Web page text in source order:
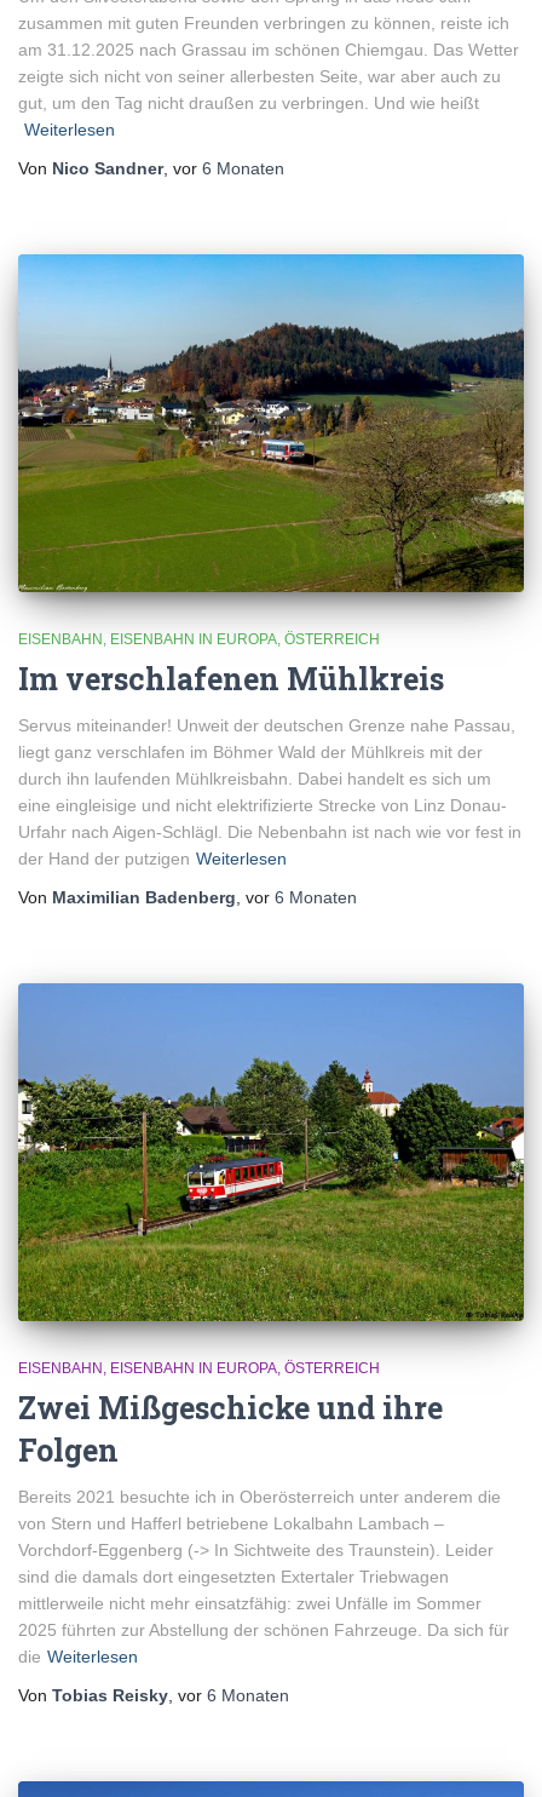
zusammen mit guten Freunden verbringen zu können, reiste ich
am 31.12.2025 nach Grassau im schönen Chiemgau. Das Wetter
zeigte sich nicht von seiner allerbesten Seite, war aber auch zu
gut, um den Tag nicht draußen zu verbringen. Und wie heißt
Weiterlesen
Von Nico Sandner, vor 6 Monaten
EISENBAHN EISENBAHN IN EUROPA ÖSTERREICH
Im verschlafenen Mühlkreis
Servus miteinander! Unweit der deutschen Grenze nahe Passau,
liegt ganz verschlafen im Böhmer Wald der Mühlkreis mit der
durch ihn laufenden Mühlkreisbahn. Dabei handelt es sich um
eine eingleisige und nicht elektrifizierte Strecke von Linz Donau-
Urfahr nach Aigen-Schlägl. Die Nebenbahn ist nach wie vor fest in
der Hand der putzigen Weiterlesen
Von Maximilian Badenberg , vor 6 Monaten
EISENBAHN EISENBAHN IN EUROPA ÖSTERREICH
Zwei Mißgeschicke und ihre
Folgen
Bereits 2021 besuchte ich in Oberösterreich unter anderem die
von Stern und Hafferl betriebene Lokalbahn Lambach –
Vorchdorf-Eggenberg (-> In Sichtweite des Traunstein). Leider
sind die damals dort eingesetzten Extertaler Triebwagen
mittlerweile nicht mehr einsatzfähig: zwei Unfälle im Sommer
2025 führten zur Abstellung der schönen Fahrzeuge. Da sich für
die Weiterlesen
Von Tobias Reisky , vor 6 Monaten